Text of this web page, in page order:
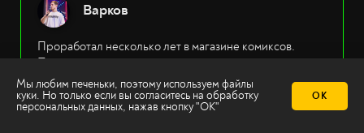
Варков
Проработал несколько лет в магазине комиксов.
Писал о книжках с картинками, пока продавал их.
Создал раздел комиксов на «Канобу» и спецвыпуск
«Мира Фантастики». Развивал 2х2.медиа.
Мы любим печеньки, поэтому используем файлы
куки. Но только если вы согласитесь на обработку
персональных данных, нажав кнопку "ОК"
ОК